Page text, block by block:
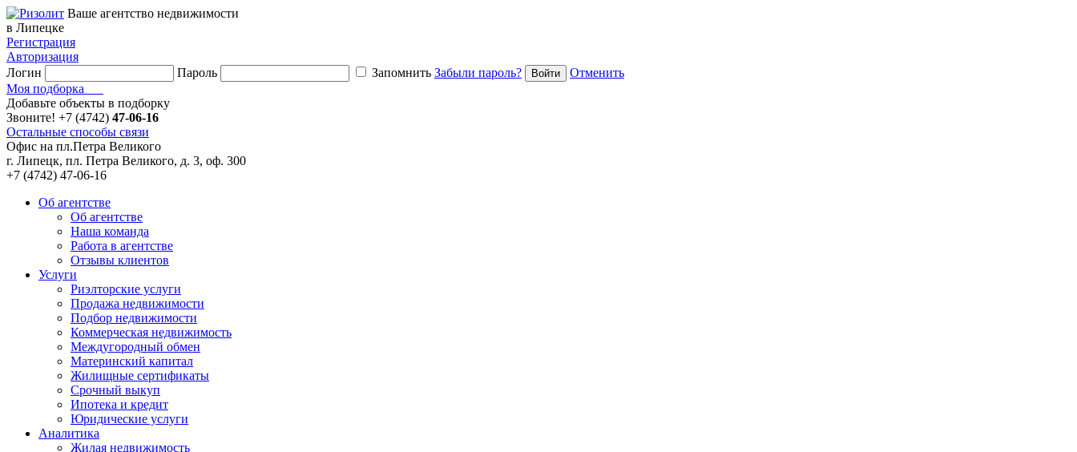
Ваше агентство недвижимости
в Липецке
Регистрация
Авторизация
Логин
Пароль Запомнить Забыли пароль?
Отменить
Моя подборка
Добавьте объекты в подборку
Звоните! +7 (4742) 47-06-16
Остальные способы связи
Офис на пл.Петра Великого
г. Липецк, пл. Петра Великого, д. 3, оф. 300
+7 (4742) 47-06-16
Об агентстве
Об агентстве
Наша команда
Работа в агентстве
Отзывы клиентов
Услуги
Риэлторские услуги
Продажа недвижимости
Подбор недвижимости
Коммерческая недвижимость
Междугородный обмен
Материнский капитал
Жилищные сертификаты
Срочный выкуп
Ипотека и кредит
Юридические услуги
Аналитика
Жилая недвижимость